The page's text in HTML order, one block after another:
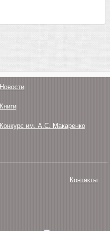
Новости
Книги
Конкурс им. А.С. Макаренко
Контакты